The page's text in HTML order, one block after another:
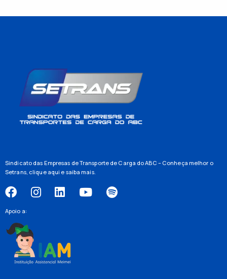
Sindicato das Empresas de Transporte de Carga do ABC – Conheça melhor o
Setrans, clique aqui e saiba mais.
Apoio a: